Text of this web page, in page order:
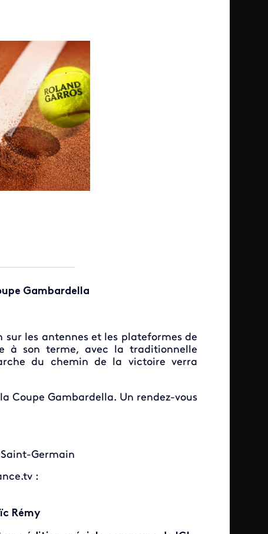
Gambardella
les antennes et les plateformes de
à son terme, avec la traditionnelle
du chemin de la victoire verra
Coupe Gambardella. Un rendez-vous
Germain
:
Rémy